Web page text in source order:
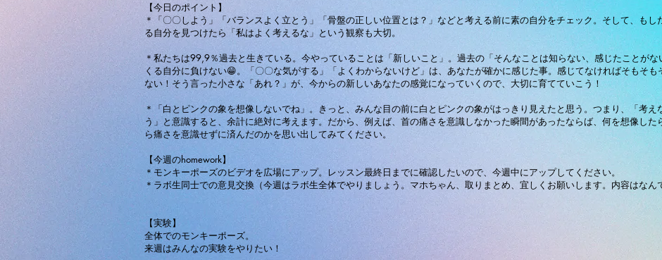
【今日のポイント】
＊「〇〇しよう」「バランスよく立とう」「骨盤の正しい位置とは？」などと考える前に素の自分をチェック。そして、もし
る自分を見つけたら「私はよく考えるな」という観察も大切。
＊私たちは99,9％過去と生きている。今やっていることは「新しいこと」。過去の「そんなことは知らない、感じたことがな
くる自分に負けない😁。「〇〇な気がする」「よくわからないけど」は、あなたが確かに感じた事。感じてなければそもそも
ない！そう言った小さな「あれ？」が、今からの新しいあなたの感覚になっていくので、大切に育てていこう！
＊「白とピンクの象を想像しないでね」。きっと、みんな目の前に白とピンクの象がはっきり見えたと思う。つまり、
「考
う」と意識すると、余計に絶対に考えます。だから、例えば、首の痛さを意識しなかった瞬間があったならば、何を想像した
ら痛さを意識せずに済んだのかを思い出してみてください。
【今週のhomework】
＊モンキーポーズのビデオを広場にアップ。レッスン最終日までに確認したいので、今週中にアップしてください。
＊ラボ生同士での意見交換（今週はラボ生全体でやりましょう。マホちゃん、取りまとめ、宜しくお願いします。内容はなん
【実験】
全体でのモンキーポーズ。
来週はみんなの実験をやりたい！